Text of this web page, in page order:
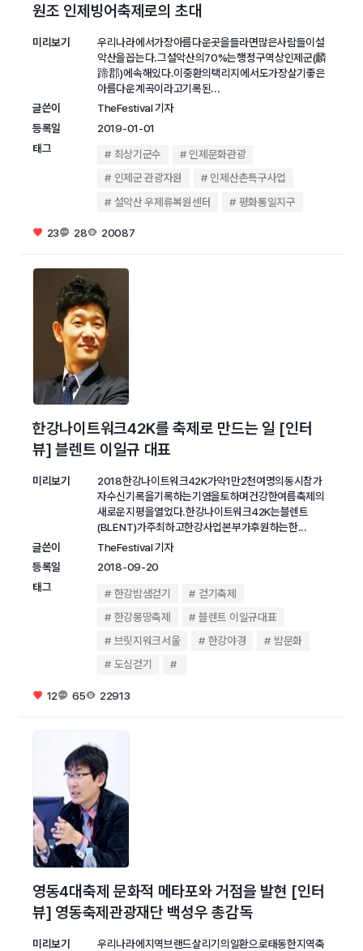
원조 인제빙어축제로의 초대
미리보기
우리나라에서가장아름다운곳을들라면많은사람들이설
악산을꼽는다.그설악산의70%는행정구역상인제군(麟
蹄郡)에속해있다.이중환의택리지에서도가장살기좋은
아름다운계곡이라고기록된...
글쓴이
TheFestival 기자
등록일
2019-01-01
태그
최상기군수
인제문화관광
인제군 관광자원
인제산촌특구사업
설악산 우제류복원센터
평화통일지구
23 28 20087
한강나이트워크42K를 축제로 만드는 일 [인터
뷰] 블렌트 이일규 대표
미리보기
2018한강나이트워크42K가약1만2천여명의동시참가
자수신기록을기록하는기염을토하며건강한여름축제의
새로운지평을열었다.한강나이트워크42K는블렌트
(BLENT)가주최하고한강사업본부가후원하는한...
글쓴이
TheFestival 기자
등록일
2018-09-20
태그
한강밤샘걷기
걷기축제
한강몽땅축제
블렌트 이일규대표
브릿지워크서울
한강야경
밤문화
도심걷기
12 65 22913
영동4대축제 문화적 메타포와 거점을 발현 [인터
뷰] 영동축제관광재단 백성우 총감독
미리보기
우리나라에지역브랜드살리기의일환으로태동한지역축